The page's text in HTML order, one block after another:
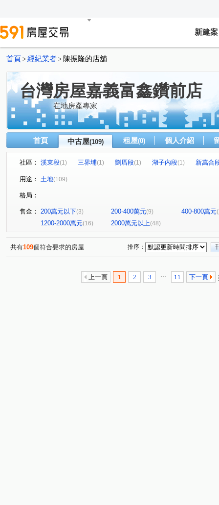
新建案
首頁 > 經紀業者 > 陳振隆的店舖
台灣房屋嘉義富鑫鑽前店
在地房產專家
首頁 中古屋(109) 租屋(0) 個人介紹
社區： 溪東段(1) 三界埔(1) 劉厝段(1) 湖子內段(1)
新萬合
好收段
用途： 土地(109)
格局：
售金： 200萬元以下(3) 200-400萬元(9) 400-800萬元
1200-2000萬元(16) 2000萬元以上(48)
共有109個符合要求的房屋 排序：
上一頁 1 2 3 ... 11 下一頁